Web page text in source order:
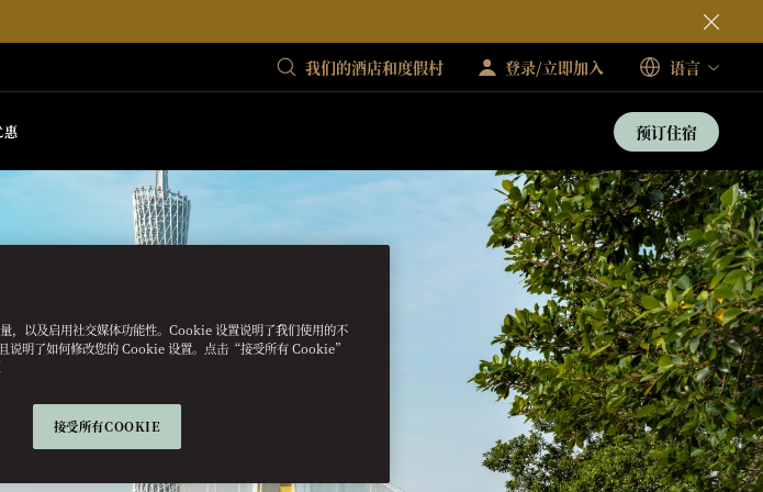
我们的酒店和度假村 登录/立即加入 语言
惠 预订住宿
，以及启用社交媒体功能性。Cookie 设置说明了我们使用的不
说明了如何修改您的 Cookie 设置。点击“接受所有 Cookie”
接受所有COOKIE